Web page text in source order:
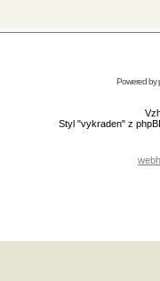
Powered by
Styl "vykraden" z